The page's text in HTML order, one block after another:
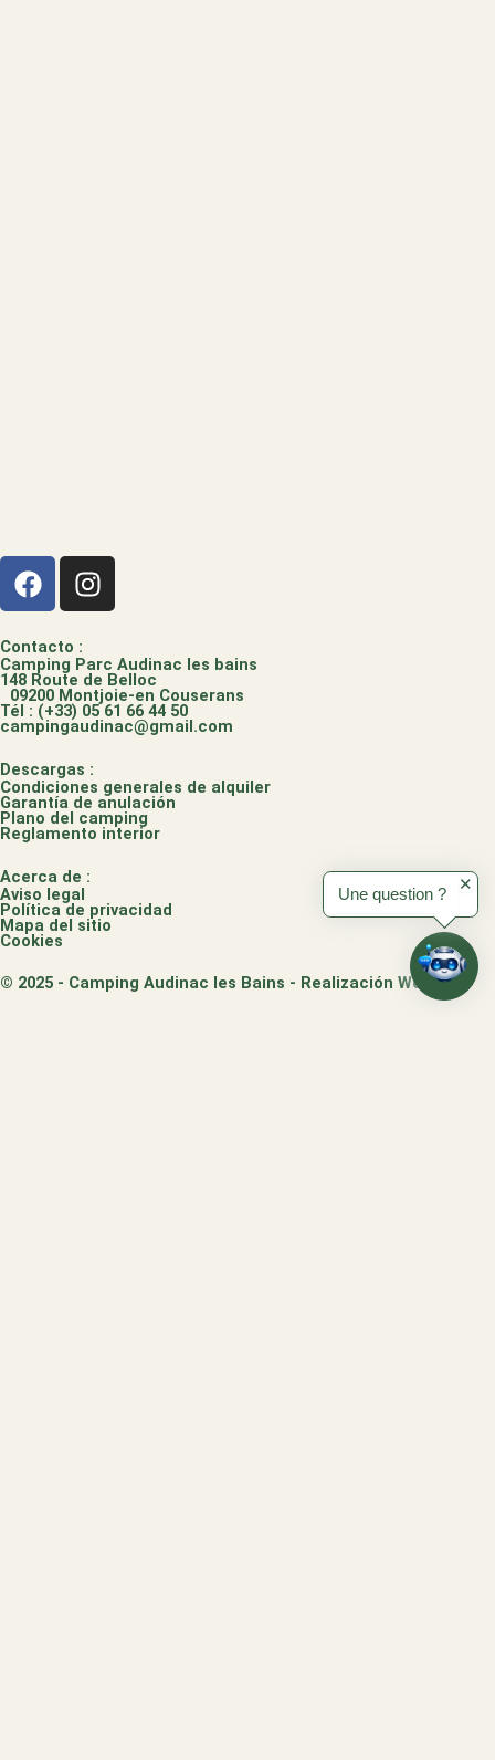
F
a
e
b
o
o
k
I
n
a
g
r
a
m
Contacto :
Camping Parc Audinac les bains
148 Route de Belloc
09200 Montjoie-en Couserans
Tél : (+33) 05 61 66 44 50
campingaudinac@gmail.com
Descargas :
Condiciones generales de alquiler
Garantía de anulación
Plano del camping
Reglamento interior
Acerca de :
Aviso legal
Política de privacidad
Mapa del sitio
Cookies
© 2025 - Camping Audinac les Bains - Realización Webo
Une question ?
✕